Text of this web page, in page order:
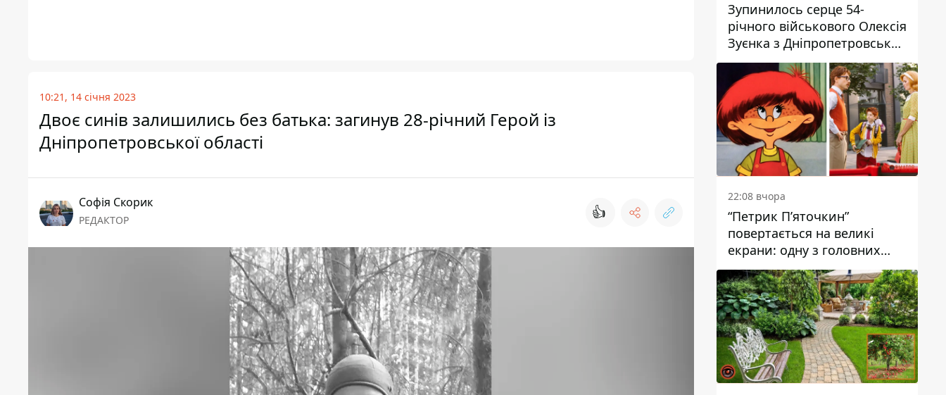
10:21, 14 січня 2023
Двоє синів залишились без батька: загинув 28-річний Герой із
Дніпропетровської області
Софія Скорик
РЕДАКТОР 👍
Зупинилось серце 54-
річного військового Олексія
Зуєнка з Дніпропетровської
області
22:08 вчора
“Петрик П’яточкин”
повертається на великі
екрани: одну з головних
ролей зіграє 9-річний
дніпрянин Олександр
Войтеховський